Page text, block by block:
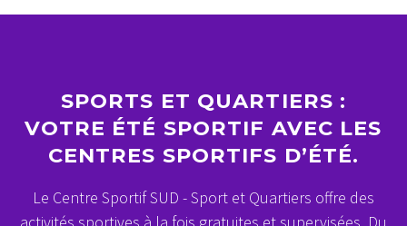
SPORTS ET QUARTIERS :
VOTRE ÉTÉ SPORTIF AVEC LES
CENTRES SPORTIFS D’ÉTÉ.
Le Centre Sportif SUD - Sport et Quartiers offre des